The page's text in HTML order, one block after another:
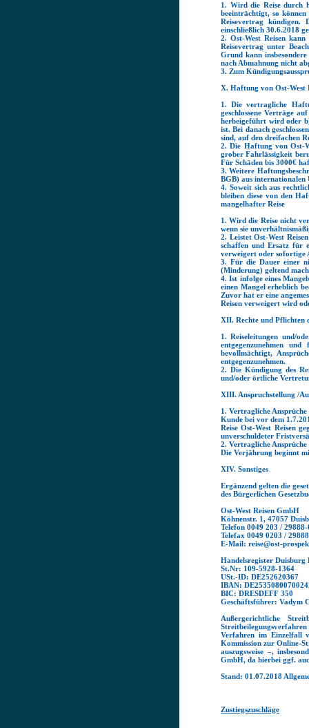
1. Wird die Reise durch
beeinträchtigt, so können
Reisevertrag kündigen.
einschließlich 30.6.2018
2. Ost-West Reisen
Reisevertrag unter
Grund kann
nach Abmahnung nicht
3. Zum
X. Haftung von Ost-West
1. Die vertragliche
geschlossene Verträge
herbeigeführt wird oder
ist. Bei danach
sind, auf den dreifachen
2. Die Haftung von Ost-
grober Fahrlässigkeit
Für Schäden bis 3000€
3. Weitere
BGB) aus internationalen
4. Soweit sich aus
bleiben diese von den
mangelhafter Reise
1. Wird die Reise nicht
wenn sie
2. Leistet Ost-West
schaffen und Ersatz für
verweigert oder sofortige
3. Für die Dauer einer
(Minderung) geltend
4. Ist infolge eines
einen Mangel erheblich
Zuvor hat er eine
Reisen verweigert wird
XII. Rechte und Pflichten
1. Reiseleitungen und/
entgegenzunehmen
bevollmächtigt,
entgegenzunehmen.
2. Die Kündigung des
und/oder örtliche
XIII. Anspruchstellung /
1. Vertragliche
Kunde bei vor dem
Reise Ost-West Reisen
unverschuldeter
2. Vertragliche
Die Verjährung beginnt
XIV. Sonstiges
Ergänzend gelten die
des Bürgerlichen
Ost-West Reisen GmbH
Köhnenstr. 1, 47057
Telefon 0049 203 / 29888-
Telefax 0049 0203 /
E-Mail: reise@ost-
Handelsregister Duisburg
St.Nr: 109-5928-1364
USt.-ID: DE252620367
IBAN:
BIC: DRESDEFF 350
Geschäftsführer: Vadym
Außergerichtliche
Verfahren im Einzelfall
Kommission zur Online-
auszugsweise –,
GmbH, da hierbei ggf.
Stand: 01.07.2018
Zustiegszuschläge